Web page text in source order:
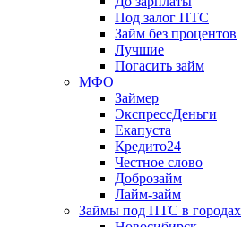
Под залог ПТС
Займ без процентов
Лучшие
Погасить займ
МФО
Займер
ЭкспрессДеньги
Екапуста
Кредито24
Честное слово
Доброзайм
Лайм-займ
Займы под ПТС в городах